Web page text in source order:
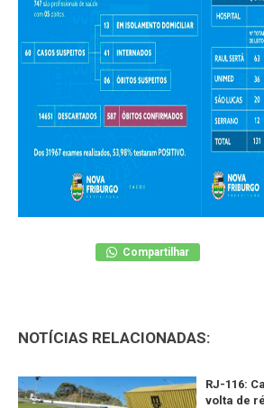
Compartilhar
NOTÍCIAS RELACIONADAS:
RJ-116:
volta de